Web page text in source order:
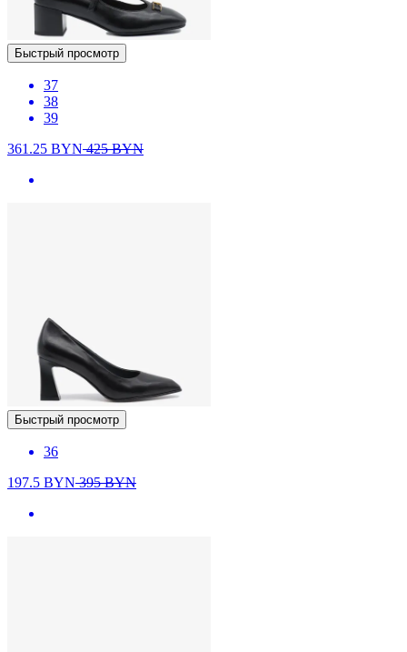
Быстрый просмотр
37
38
39
361.25 BYN425BYN
Быстрый просмотр
36
197.5 BYN395BYN